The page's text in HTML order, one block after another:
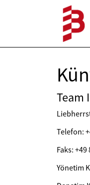
Team
Telefon:
Faks: +49
Yönetim